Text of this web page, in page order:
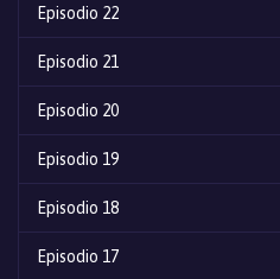
Episodio 22
Episodio 21
Episodio 20
Episodio 19
Episodio 18
Episodio 17